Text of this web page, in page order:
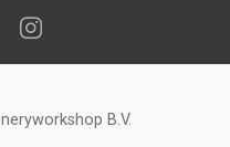
Instagram
B.V.